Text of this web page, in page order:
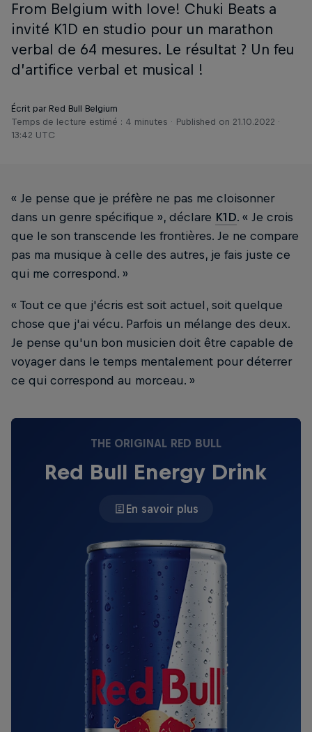
From Belgium with love! Chuki Beats a
invité K1D en studio pour un marathon
verbal de 64 mesures. Le résultat ? Un feu
d’artifice verbal et musical !
Écrit par Red Bull Belgium
Temps de lecture estimé : 4 minutes
Published on 21.10.2022 ·
13:42 UTC
« Je pense que je préfère ne pas me cloisonner
dans un genre spécifique », déclare K1D. « Je crois
que le son transcende les frontières. Je ne compare
pas ma musique à celle des autres, je fais juste ce
qui me correspond. »
« Tout ce que j'écris est soit actuel, soit quelque
chose que j'ai vécu. Parfois un mélange des deux.
Je pense qu'un bon musicien doit être capable de
voyager dans le temps mentalement pour déterrer
ce qui correspond au morceau. »
THE ORIGINAL RED BULL
Red Bull Energy Drink
En savoir plus